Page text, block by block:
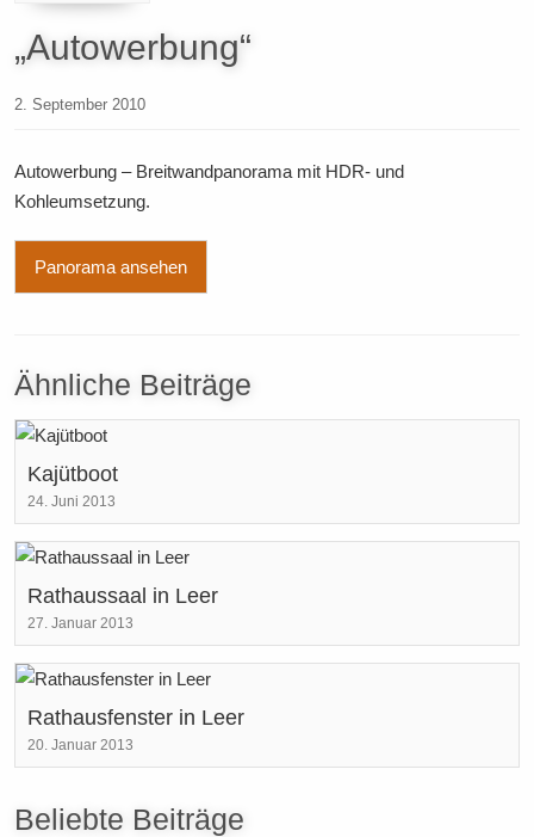
„Autowerbung“
2. September 2010
Autowerbung – Breitwandpanorama mit HDR- und
Kohleumsetzung.
Panorama ansehen
Ähnliche Beiträge
Kajütboot
24. Juni 2013
Rathaussaal in Leer
27. Januar 2013
Rathausfenster in Leer
20. Januar 2013
Beliebte Beiträge